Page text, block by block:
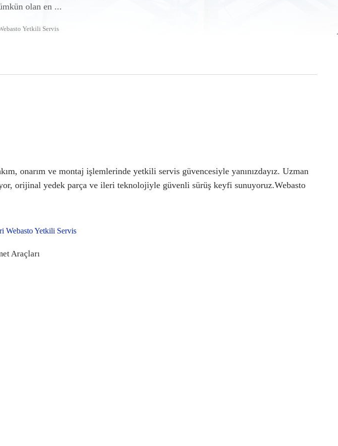
Yetkili Servis
olan en ...
onarım ve montaj işlemlerinde yetkili servis güvencesiyle yanınızdayız. Uzman
orijinal yedek parça ve ileri teknolojiyle güvenli sürüş keyfi sunuyoruz.Webasto
Araçları